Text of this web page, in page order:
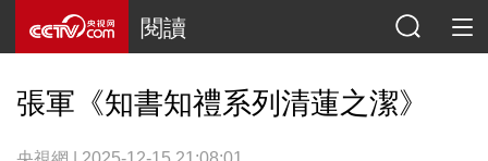
閱讀
張軍《知書知禮系列清蓮之潔》